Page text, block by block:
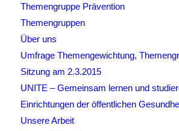
Themengruppe Prävention
Themengruppen
Über uns
Umfrage Themengewichtung,
Sitzung am 2.3.2015
UNITE – Gemeinsam lernen und
Einrichtungen der öffentlichen
Unsere Arbeit